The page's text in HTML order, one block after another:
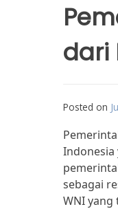
dari
Posted on
Indonesia
sebagai
WNI